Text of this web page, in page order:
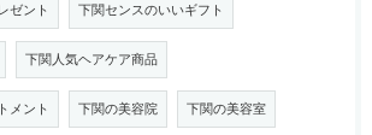
ゼント 下関センスのいいギフト
下関人気ヘアケア商品
メント 下関の美容院 下関の美容室